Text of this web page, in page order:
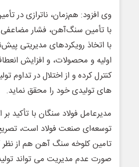
وی افزود: هم‌زمان، ناترازی در
با تأمین سنگ‌آهن، فشار مضاعفی
با اتخاذ رویکردهای مدیریتی
اولیه و محصولات، و افزایش
های تولیدی خود را محقق نماید.
مدیرعامل فولاد سنگان با تأکید
تامین کلوخه سنگ آهن هم از
صورت عدم مدیریت می تواند